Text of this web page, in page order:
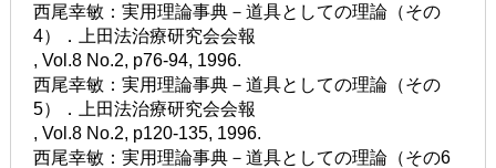
西尾幸敏：実用理論事典－道具としての理論（その
4）．上田法治療研究会会報
, Vol.8 No.2, p76-94, 1996.
西尾幸敏：実用理論事典－道具としての理論（その
5）．上田法治療研究会会報
, Vol.8 No.2, p120-135, 1996.
西尾幸敏：実用理論事典－道具としての理論（その6